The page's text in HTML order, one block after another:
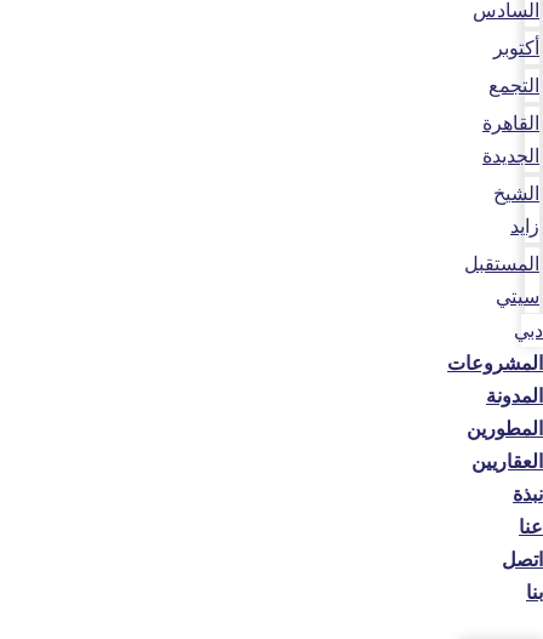
السادس
أكتوبر
التجمع
القاهرة
الجديدة
الشيخ
زايد
المستقبل
سيتي
دبي
المشروعات
المدونة
المطورين
العقاريين
نبذة
عنا
اتصل
بنا